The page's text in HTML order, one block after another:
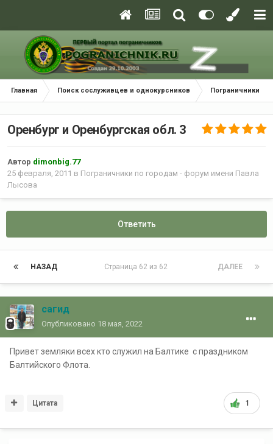
Главная Поиск сослуживцев и однокурсников Пограничники
Оренбург и Оренбургская обл. 3
Автор dimonbig.77
25 февраля, 2011 в Пограничники по городам - форум имени Павла
Лысова
Ответить
НАЗАД ДАЛЕЕ
Страница 62 из 62
сагид
Опубликовано 18 мая, 2022
Привет земляки всех кто служил на Балтике с праздником
Балтийского Флота.
1
Цитата